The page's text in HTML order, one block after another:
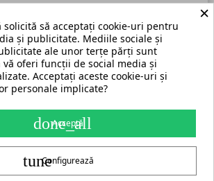
reviews.Scrie recenzia ta.
și condiții Harta site
ECHIPAMENTE ROMANIA s.r.l.
nr. 3, Iași, cod postal 700503
+40 775 333 666
✆Contact
×
solicită să acceptați cookie-uri pentru
și publicitate. Mediile sociale și
ale unor terțe părți sunt
oferi funcții de social media și
Acceptați aceste cookie-uri și
personale implicate?
done_all
Acceptă
tuneConfigurează